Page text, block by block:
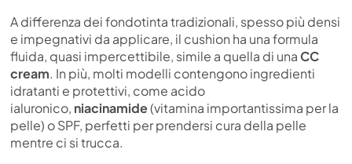
A differenza dei fondotinta tradizionali, spesso più densi
e impegnativi da applicare, il cushion ha una formula
fluida, quasi impercettibile, simile a quella di unaCC
cream. In più, molti modelli contengono ingredienti
idratanti e protettivi, come acido
ialuronico, niacinamide(vitamina importantissima per la
pelle) o SPF, perfetti per prendersi cura della pelle
mentre ci si trucca.